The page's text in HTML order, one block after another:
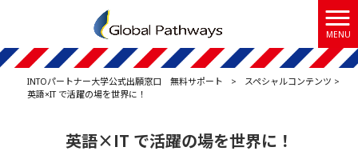
MENU
INTOパートナー大学公式出願窓口 無料サポート > スペシャルコンテンツ >
英語×IT で活躍の場を世界に！
英語×IT で活躍の場を世界に！